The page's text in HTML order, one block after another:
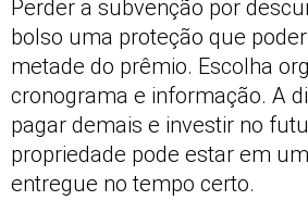
Perder a subvenção por
bolso uma proteção que
metade do prêmio. Escolha
cronograma e informação. A
pagar demais e investir no
propriedade pode estar em
entregue no tempo certo.